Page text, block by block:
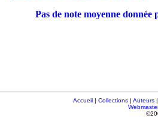
Pas de note moyenne
Accueil | Collections | Auteurs